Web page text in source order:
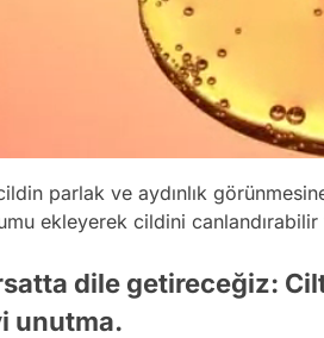
parlak ve aydınlık
ekleyerek cildini
dile getireceğiz:
unutma.